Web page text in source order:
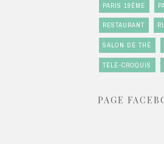
PARIS 19ÈME
RESTAURANT
SALON DE THÉ
TÉLÉ-CROQUIS
PAGE